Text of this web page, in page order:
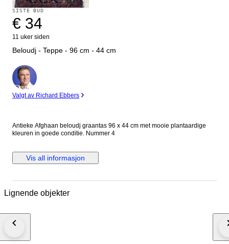
SISTE BUD
€ 34
11 uker siden
Beloudj - Teppe - 96 cm - 44 cm
Ekspert
Valgt av Richard Ebbers
Antieke Afghaan beloudj graantas 96 x 44 cm met mooie plantaardige
kleuren in goede conditie. Nummer 4
Vis all informasjon
Lignende objekter